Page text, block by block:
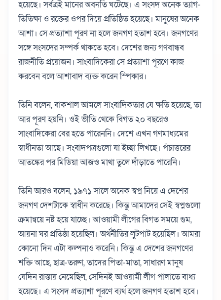
হয়েছে। সর্বত্রই মানের অবনতি ঘটেছে। এ সংসদ অনেক ত‌‌্যাগ-
তিতিক্ষা ও রক্তের ওপর দিয়ে প্রতিষ্ঠিত হয়েছে। মানুষের অনেক
আশা। সে প্রত‌্যাশা পূরণ না হলে জনগণ হতাশ হবে। জনগণের
সঙ্গে সংসদের সম্পর্ক থাকতে হবে। দেশের জন‌্য গণবান্ধব
রাজনীতি প্রয়োজন। সাংবাদিকেরা সে প্রত‌্যাশা পূরণে কাজ
করবেন বলে আশাবাদ ব‌্যক্ত করেন স্পিকার।
তিনি বলেন, বাকশাল আমলে সাংবাদিকতার যে ক্ষতি হয়েছে, তা
আর পূরণ হয়নি। ওই ভীতি থেকে বিগত ২০ বছরেও
সাংবাদিকেরা বের হতে পারেননি। দেশে এখন গণমাধ‌্যমের
স্বাধীনতা আছে। সংবাদপত্রগুলো যা ইচ্ছা লিখছে। পঁচাত্তরের
আতঙ্কের পর মিডিয়া আজও মাথা তুলে দাঁড়াতে পারেনি।
তিনি আরও বলেন, ১৯৭১ সালে অনেক স্বপ্ন নিয়ে এ দেশের
জনগণ দেশটাকে স্বাধীন করেছে। কিন্তু আমাদের সেই স্বপ্নগুলো
ক্রমান্বয়ে নষ্ট হয়ে যাচ্ছে। আওয়ামী লীগের বিগত সময়ে গুম,
আয়না ঘর প্রতিষ্ঠা হয়েছিল। অর্থনীতির লুটপাট হয়েছিল। আমরা
কোনো দিন এটা কল্পনাও করেনি। কিন্তু এ দেশের জনগণের
শক্তি আছে, ছাত্র-তরুণ, তাদের পিতা-মাতা, সাধারণ মানুষ
যেদিন রাস্তায় নেমেছিল, সেদিনই আওয়ামী লীগ পালাতে বাধ‌্য
হয়েছে। এ সংসদ প্রত‌্যাশা পূরণে ব‌্যর্থ হলে জনগণ হতাশ হবে।